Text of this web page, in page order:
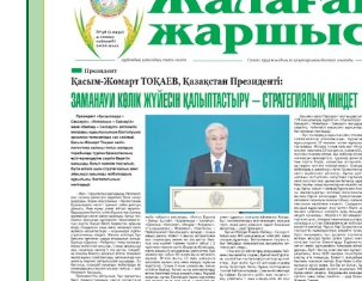
Инфекциялық ауруларға
жұмыстарының тиімділігі
06.08.2026
Көкжөтел ауруы туралы
06.08.2026
АПВ вакцинасы туралы
06.08.2026